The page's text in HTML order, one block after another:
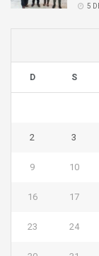
5
D S
2 3
9 10
16 17
23 24